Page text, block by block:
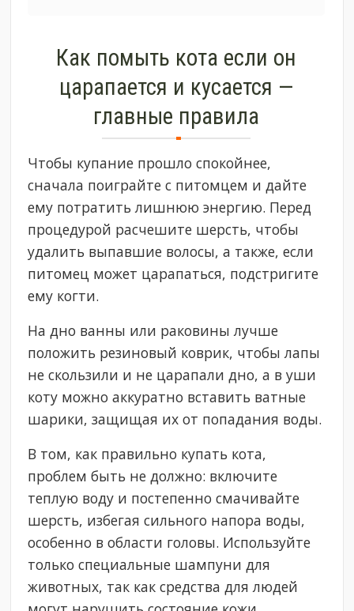
Как помыть кота если он
царапается и кусается —
главные правила
Чтобы купание прошло спокойнее,
сначала поиграйте с питомцем и дайте
ему потратить лишнюю энергию. Перед
процедурой расчешите шерсть, чтобы
удалить выпавшие волосы, а также, если
питомец может царапаться, подстригите
ему когти.
На дно ванны или раковины лучше
положить резиновый коврик, чтобы лапы
не скользили и не царапали дно, а в уши
коту можно аккуратно вставить ватные
шарики, защищая их от попадания воды.
В том, как правильно купать кота,
проблем быть не должно: включите
теплую воду и постепенно смачивайте
шерсть, избегая сильного напора воды,
особенно в области головы. Используйте
только специальные шампуни для
животных, так как средства для людей